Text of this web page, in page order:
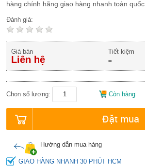
hàng chính hãng giao hàng nhanh toàn quốc.
Đánh giá:
Giá bán
Liên hệ
Tiết kiệm
=
Chọn số lượng: Còn hàng
Đặt mua
Hướng dẫn mua hàng
GIAO HÀNG NHANH 30 PHÚT HCM